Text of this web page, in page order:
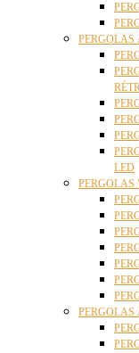
PERGOLAS
LED
PERGOLAS
PERGOLAS